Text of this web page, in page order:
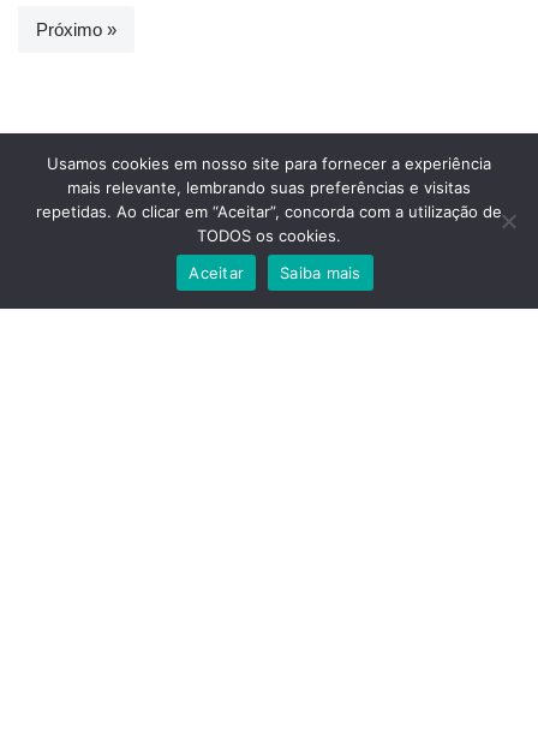
Próximo »
Usamos cookies em nosso site para fornecer a experiência
mais relevante, lembrando suas preferências e visitas
repetidas. Ao clicar em “Aceitar”, concorda com a utilização de
TODOS os cookies.
Aceitar
Saiba mais